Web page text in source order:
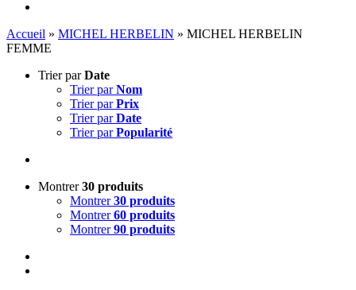
Accueil » MICHEL HERBELIN » MICHEL HERBELIN
FEMME
Trier parDate
Trier parNom
Trier parPrix
Trier parDate
Trier parPopularité
Montrer30 produits
Montrer30 produits
Montrer60 produits
Montrer90 produits